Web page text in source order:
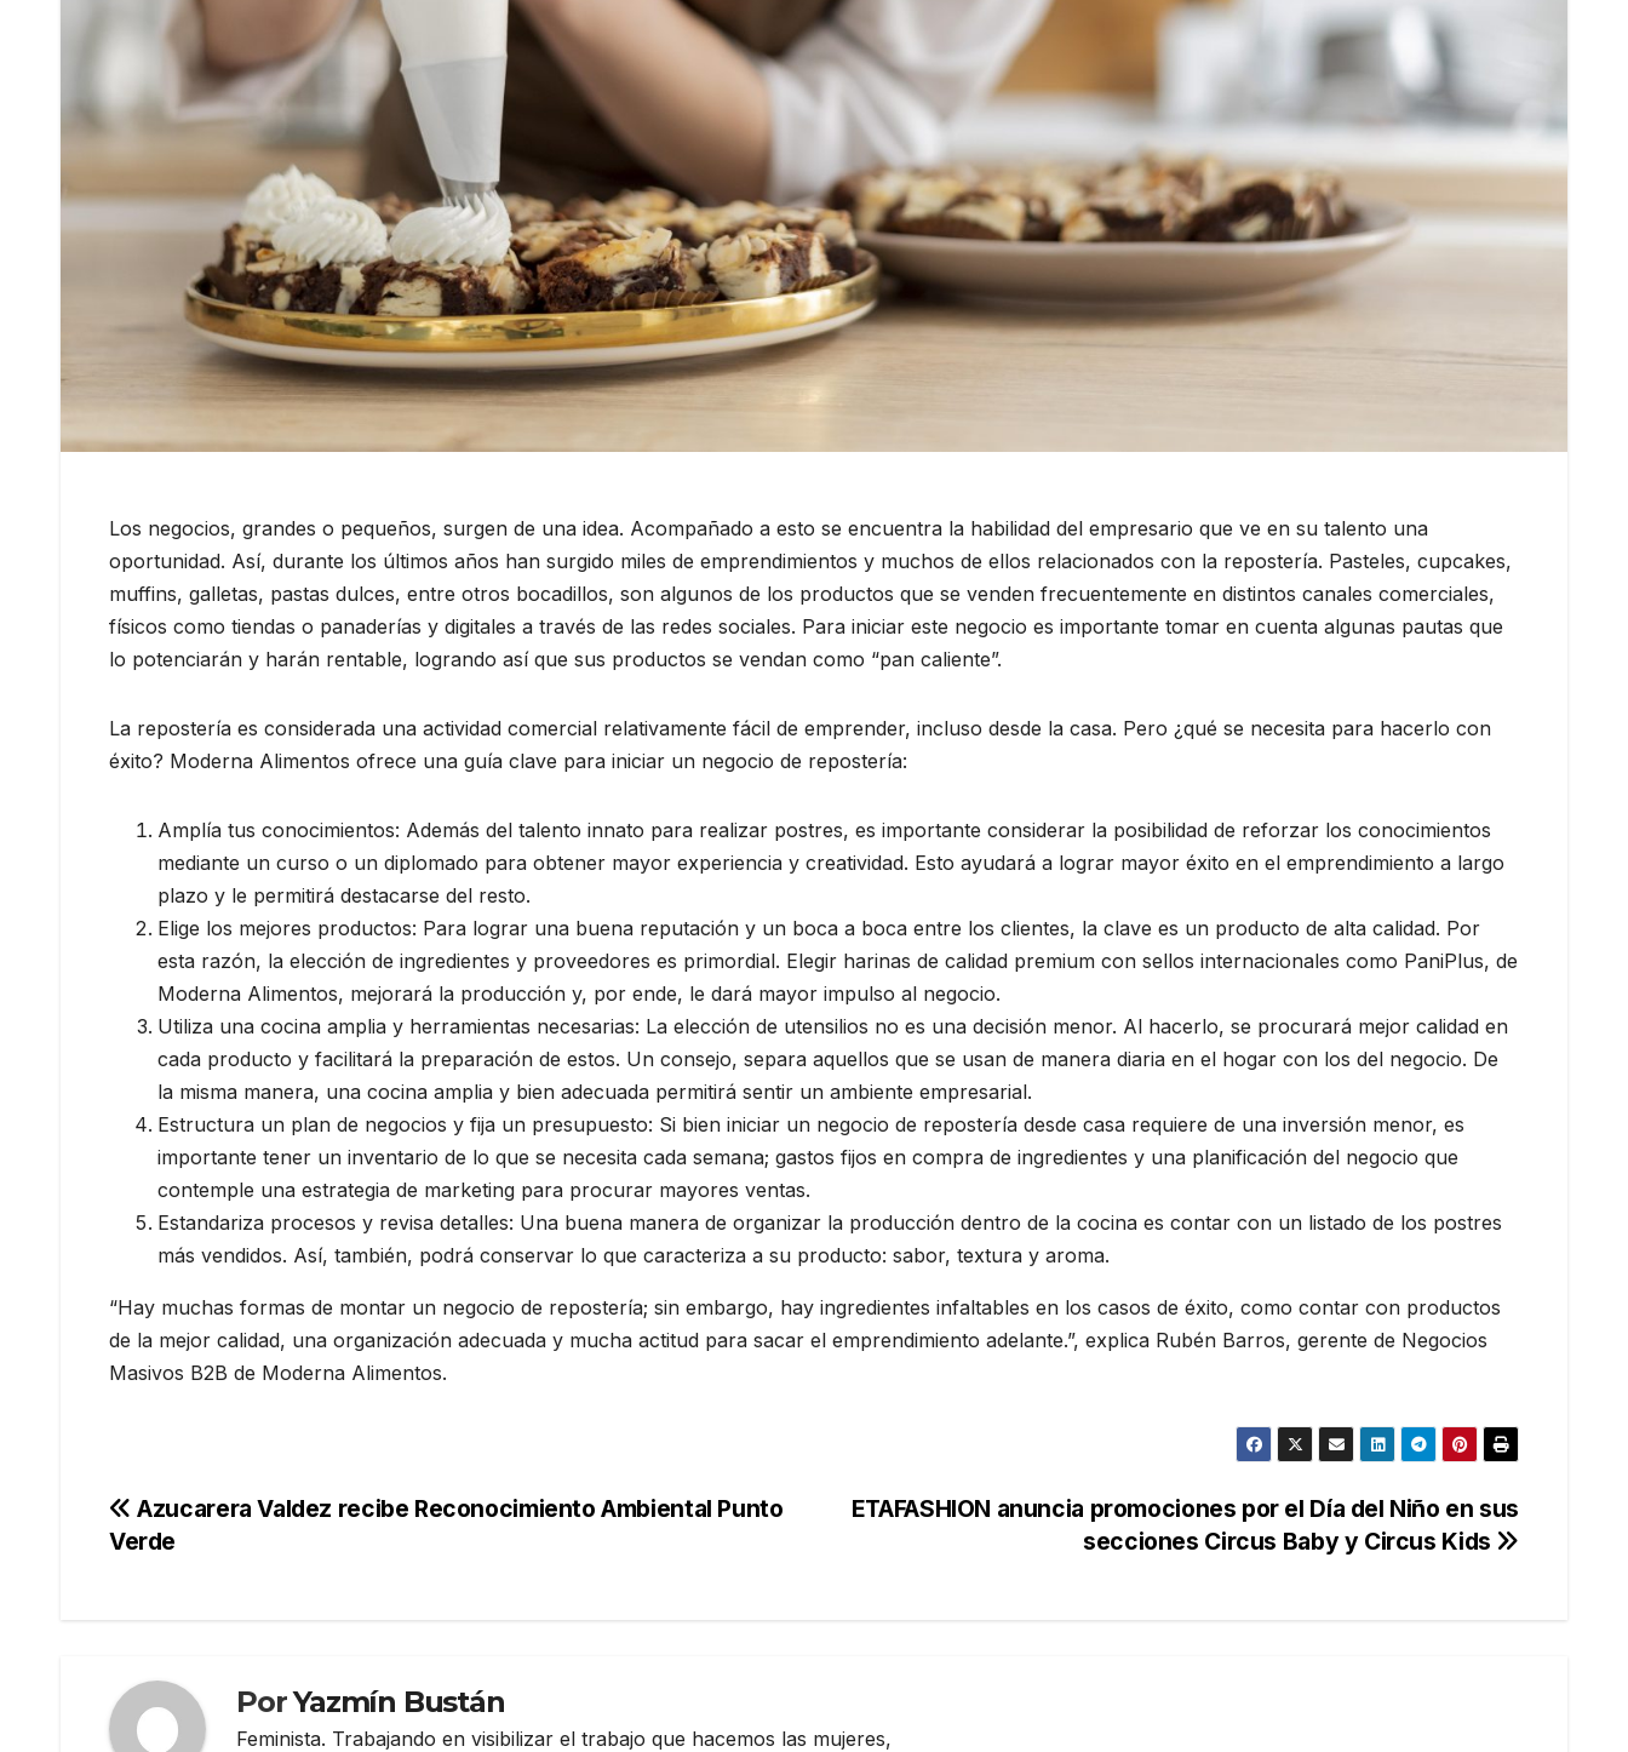
Los negocios, grandes o pequeños, surgen de una idea. Acompañado a esto se encuentra la habilidad del empresario que ve en su talento una
oportunidad. Así, durante los últimos años han surgido miles de emprendimientos y muchos de ellos relacionados con la repostería. Pasteles, cupcakes,
muffins, galletas, pastas dulces, entre otros bocadillos, son algunos de los productos que se venden frecuentemente en distintos canales comerciales,
físicos como tiendas o panaderías y digitales a través de las redes sociales. Para iniciar este negocio es importante tomar en cuenta algunas pautas que
lo potenciarán y harán rentable, logrando así que sus productos se vendan como “pan caliente”.
La repostería es considerada una actividad comercial relativamente fácil de emprender, incluso desde la casa. Pero ¿qué se necesita para hacerlo con
éxito? Moderna Alimentos ofrece una guía clave para iniciar un negocio de repostería:
Amplía tus conocimientos: Además del talento innato para realizar postres, es importante considerar la posibilidad de reforzar los conocimientos
mediante un curso o un diplomado para obtener mayor experiencia y creatividad. Esto ayudará a lograr mayor éxito en el emprendimiento a largo
plazo y le permitirá destacarse del resto.
Elige los mejores productos: Para lograr una buena reputación y un boca a boca entre los clientes, la clave es un producto de alta calidad. Por
esta razón, la elección de ingredientes y proveedores es primordial. Elegir harinas de calidad premium con sellos internacionales como PaniPlus, de
Moderna Alimentos, mejorará la producción y, por ende, le dará mayor impulso al negocio.
Utiliza una cocina amplia y herramientas necesarias: La elección de utensilios no es una decisión menor. Al hacerlo, se procurará mejor calidad en
cada producto y facilitará la preparación de estos. Un consejo, separa aquellos que se usan de manera diaria en el hogar con los del negocio. De
la misma manera, una cocina amplia y bien adecuada permitirá sentir un ambiente empresarial.
Estructura un plan de negocios y fija un presupuesto: Si bien iniciar un negocio de repostería desde casa requiere de una inversión menor, es
importante tener un inventario de lo que se necesita cada semana; gastos fijos en compra de ingredientes y una planificación del negocio que
contemple una estrategia de marketing para procurar mayores ventas.
Estandariza procesos y revisa detalles: Una buena manera de organizar la producción dentro de la cocina es contar con un listado de los postres
más vendidos. Así, también, podrá conservar lo que caracteriza a su producto: sabor, textura y aroma.
“Hay muchas formas de montar un negocio de repostería; sin embargo, hay ingredientes infaltables en los casos de éxito, como contar con productos
de la mejor calidad, una organización adecuada y mucha actitud para sacar el emprendimiento adelante.”, explica Rubén Barros, gerente de Negocios
Masivos B2B de Moderna Alimentos.
Navegación
ETAFASHION anuncia promociones por el Día del Niño en sus
secciones Circus Baby y Circus Kids
Azucarera Valdez recibe Reconocimiento Ambiental Punto
Verde
PorYazmín Bustán
Feminista. Trabajando en visibilizar el trabajo que hacemos las mujeres,